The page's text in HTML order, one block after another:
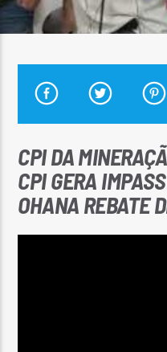
CPI DA
CPI GERA
OHANA REBATE